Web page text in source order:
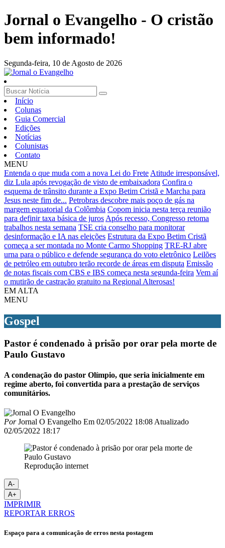
Jornal o Evangelho - O cristão
bem informado!
Segunda-feira, 10 de Agosto de 2026
Início
Colunas
Guia Comercial
Edições
Notícias
Colunistas
Contato
MENU
Entenda o que muda com a nova Lei do Frete Atitude irresponsável,
diz Lula após revogação de visto de embaixadora Confira o
esquema de trânsito durante a Expo Betim Cristã e Marcha para
Jesus neste fim de... Petrobras descobre mais poço de gás na
margem equatorial da Colômbia Copom inicia nesta terça reunião
para definir taxa básica de juros Após recesso, Congresso retoma
trabalhos nesta semana TSE cria conselho para monitorar
desinformação e IA nas eleições Estrutura da Expo Betim Cristã
começa a ser montada no Monte Carmo Shopping TRE-RJ abre
urna para o público e defende segurança do voto eletrônico Leilões
de petróleo em outubro terão recorde de áreas em disputa Emissão
de notas fiscais com CBS e IBS começa nesta segunda-feira Vem aí
o mutirão de castração gratuito na Regional Alterosas!
EM ALTA
MENU
Gospel
Pastor é condenado à prisão por orar pela morte de
Paulo Gustavo
A condenação do pastor Olímpio, que seria inicialmente em
regime aberto, foi convertida para a prestação de serviços
comunitários.
PorJornal O Evangelho Em 02/05/2022 18:08 Atualizado
02/05/2022 18:17
Reprodução internet
A-
A+
IMPRIMIR
REPORTAR ERROS
Espaço para a comunicação de erros nesta postagem